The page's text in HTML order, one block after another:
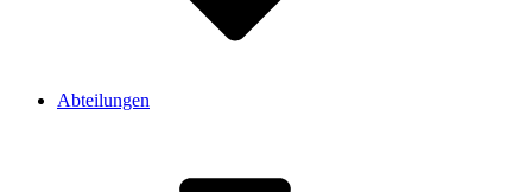
Abteilungen